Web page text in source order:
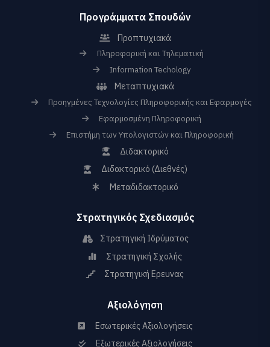
Προγράμματα Σπουδών
Προπτυχιακά
Πληροφορική και Τηλεματική
Information Techology
Μεταπτυχιακά
Προηγμένες Τεχνολογίες Πληροφορικής και Εφαρμογές
Εφαρμοσμένη Πληροφορική
Επιστήμη των Υπολογιστών και Πληροφορική
Διδακτορικό
Διδακτορικό (Διεθνές)
Μεταδιδακτορικό
Στρατηγικός Σχεδιασμός
Στρατηγική Ιδρύματος
Στρατηγική Σχολής
Στρατηγική Ερευνας
Αξιολόγηση
Εσωτερικές Αξιολογήσεις
Εξωτερικές Αξιολογήσεις